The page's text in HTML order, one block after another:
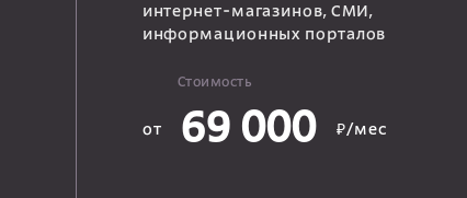
интернет-магазинов, СМИ,
информационных порталов
Стоимость
от 69 000 ₽/мес